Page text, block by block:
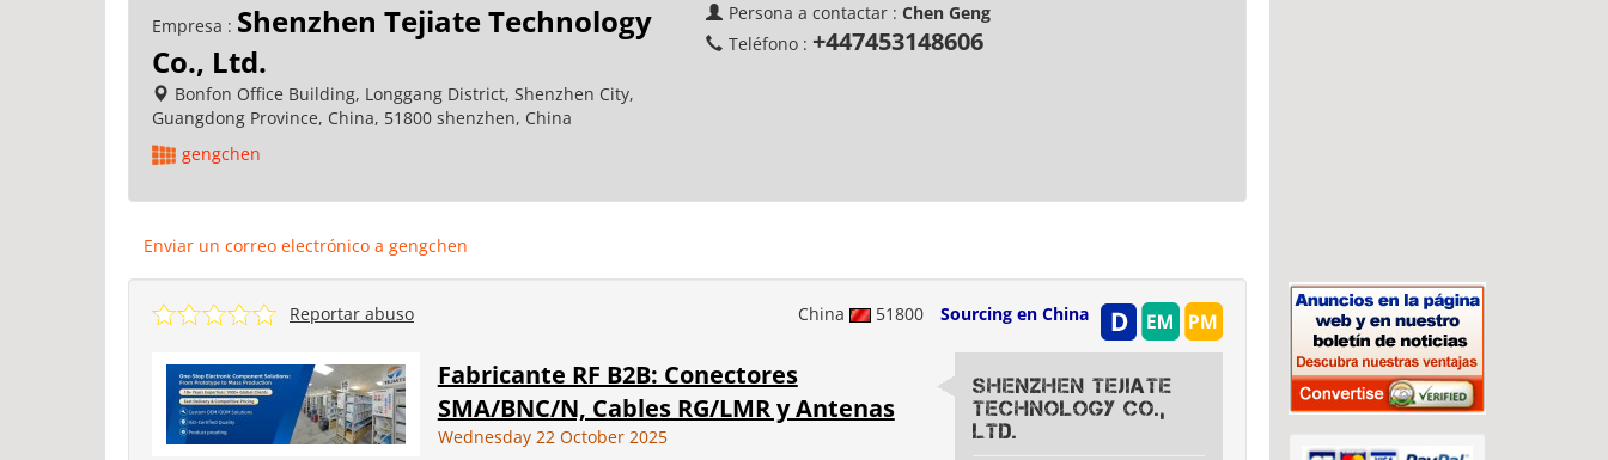
Empresa : Shenzhen Tejiate Technology
Co., Ltd.
Bonfon Office Building, Longgang District, Shenzhen City,
Guangdong Province, China, 51800 shenzhen, China
Persona a contactar : Chen Geng
Teléfono : +447453148606
gengchen
Enviar un correo electrónico a gengchen
China 51800 Sourcing en China
Reportar abuso
Fabricante RF B2B: Conectores
SMA/BNC/N, Cables RG/LMR y Antenas
Wednesday 22 October 2025
Shenzhen Tejiate
Technology Co.,
Ltd.